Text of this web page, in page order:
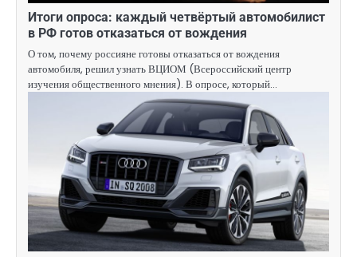
Итоги опроса: каждый четвёртый автомобилист
в РФ готов отказаться от вождения
О том, почему россияне готовы отказаться от вождения
автомобиля, решил узнать ВЦИОМ (Всероссийский центр
изучения общественного мнения). В опросе, который…